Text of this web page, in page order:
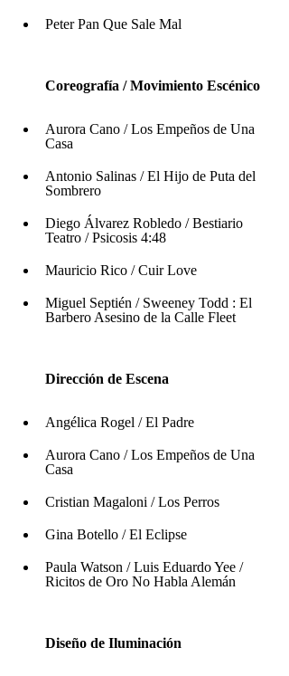
Peter Pan Que Sale Mal
Coreografía / Movimiento Escénico
Aurora Cano / Los Empeños de Una
Casa
Antonio Salinas / El Hijo de Puta del
Sombrero
Diego Álvarez Robledo / Bestiario
Teatro / Psicosis 4:48
Mauricio Rico / Cuir Love
Miguel Septién / Sweeney Todd : El
Barbero Asesino de la Calle Fleet
Dirección de Escena
Angélica Rogel / El Padre
Aurora Cano / Los Empeños de Una
Casa
Cristian Magaloni / Los Perros
Gina Botello / El Eclipse
Paula Watson / Luis Eduardo Yee /
Ricitos de Oro No Habla Alemán
Diseño de Iluminación